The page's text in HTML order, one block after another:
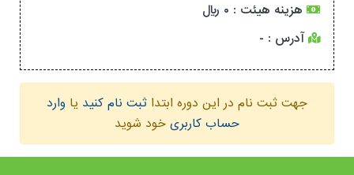
هزینه هیئت : ۰ ریال
آدرس : -
جهت ثبت نام در این دوره ابتدا ثبت نام کنید یا وارد
حساب کاربری خود شوید